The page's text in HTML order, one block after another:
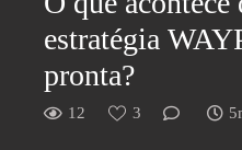
estratégia
pronta?
12 3